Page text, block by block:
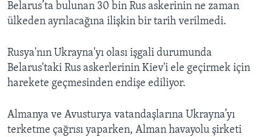
Belarus’ta bulunan 30 bin Rus askerinin ne zaman
ülkeden ayrılacağına ilişkin bir tarih verilmedi.
Rusya'nın Ukrayna'yı olası işgali durumunda
Belarus'taki Rus askerlerinin Kiev'i ele geçirmek için
harekete geçmesinden endişe ediliyor.
Almanya ve Avusturya vatandaşlarına Ukrayna’yı
terketme çağrısı yaparken, Alman havayolu şirketi